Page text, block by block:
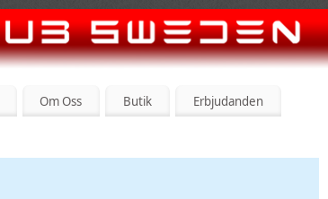
Om Oss Butik Erbjudanden